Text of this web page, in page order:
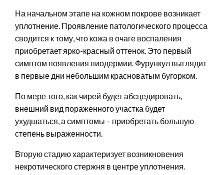
На начальном этапе на кожном покрове возникает
уплотнение. Проявление патологического процесса
сводится к тому, что кожа в очаге воспаления
приобретает ярко-красный оттенок. Это первый
симптом появления пиодермии. Фурункул выглядит
в первые дни небольшим красноватым бугорком.
По мере того, как чирей будет абсцедировать,
внешний вид пораженного участка будет
ухудшаться, а симптомы – приобретать большую
степень выраженности.
Вторую стадию характеризует возникновения
некротического стержня в центре уплотнения.